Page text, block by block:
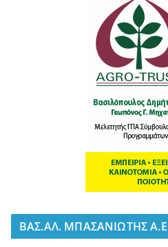
BΑΣ.ΑΛ. ΜΠΑΣΑΝΙΩΤΗΣ